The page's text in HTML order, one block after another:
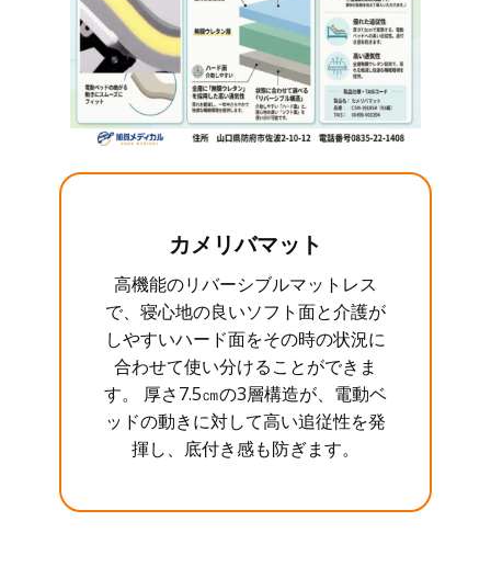
カメリバマット
高機能のリバーシブルマットレス
で、寝心地の良いソフト面と介護が
しやすいハード面をその時の状況に
合わせて使い分けることができま
す。 厚さ7.5㎝の3層構造が、電動ベ
ッドの動きに対して高い追従性を発
揮し、底付き感も防ぎます。